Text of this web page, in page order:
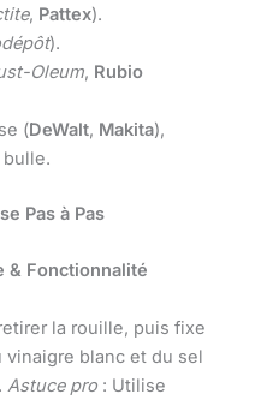
, Pattex).
).
Oleum, Rubio
(DeWalt, Makita),
bulle.
Pas à Pas
& Fonctionnalité
la rouille, puis fixe
vinaigre blanc et du sel
Astuce pro : Utilise